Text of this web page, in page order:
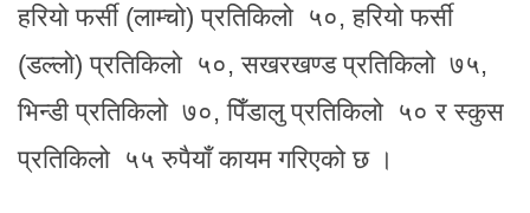
हरियो फर्सी (लाम्चो) प्रतिकिलो ५०, हरियो फर्सी
(डल्लो) प्रतिकिलो ५०, सखरखण्ड प्रतिकिलो ७५,
भिन्डी प्रतिकिलो ७०, पिँडालु प्रतिकिलो ५० र स्कुस
प्रतिकिलो ५५ रुपैयाँ कायम गरिएको छ ।